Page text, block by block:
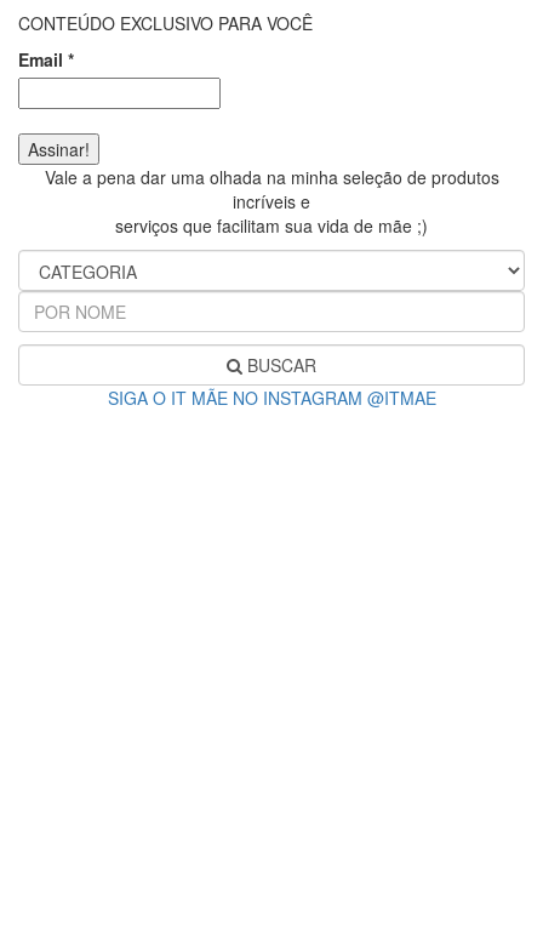
CONTEÚDO EXCLUSIVO PARA VOCÊ
Email *
Vale a pena dar uma olhada na minha seleção de produtos
incríveis e
serviços que facilitam sua vida de mãe ;)
BUSCAR
SIGA O IT MÃE NO INSTAGRAM @ITMAE